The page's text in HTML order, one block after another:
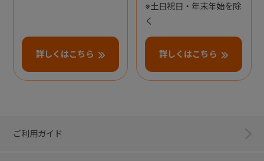
詳しくはこちら
※土日祝日・年末年始を除
く
詳しくはこちら
ご利用ガイド